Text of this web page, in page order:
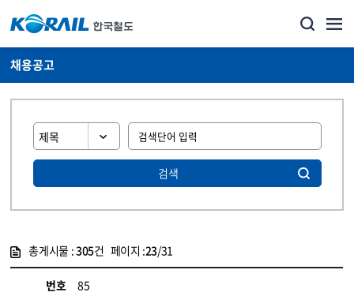
채용공고
검색
총게시물 :305건 페이지 :23/31
번호
85